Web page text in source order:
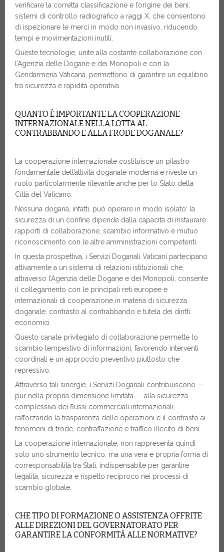
verificare la corretta classificazione e l’origine dei beni;
sistemi di controllo radiografico a raggi X, che consentono
di ispezionare le merci in modo non invasivo, riducendo
tempi e movimentazioni inutili.
Queste tecnologie, unite alla costante collaborazione con
l’Agenzia delle Dogane e dei Monopoli e con la
Gendarmeria Vaticana, permettono di garantire un equilibrio
tra sicurezza e rapidità operativa.
QUANTO È IMPORTANTE LA COOPERAZIONE
INTERNAZIONALE NELLA LOTTA AL
CONTRABBANDO E ALLA FRODE DOGANALE?
La cooperazione internazionale costituisce un pilastro
fondamentale dell’attività doganale moderna e riveste un
ruolo particolarmente rilevante anche per lo Stato della
Città del Vaticano.
Nessuna dogana, infatti, può operare in modo isolato: la
sicurezza di un confine dipende dalla capacità di instaurare
rapporti di collaborazione, scambio informativo e mutuo
riconoscimento con le altre amministrazioni competenti.
In questa prospettiva, i Servizi Doganali Vaticani partecipano
attivamente a un sistema di relazioni istituzionali che,
attraverso l’Agenzia delle Dogane e dei Monopoli, consente
il collegamento con le principali reti europee e
internazionali di cooperazione in materia di sicurezza
doganale, contrasto al contrabbando e tutela dei diritti
economici.
Questo canale privilegiato di collaborazione permette lo
scambio tempestivo di informazioni, favorendo interventi
coordinati e un approccio preventivo piuttosto che
repressivo.
Attraverso tali sinergie, i Servizi Doganali contribuiscono —
pur nella propria dimensione limitata — alla sicurezza
complessiva dei flussi commerciali internazionali,
rafforzando la trasparenza delle operazioni e il contrasto ai
fenomeni di frode, contraffazione e traffico illecito di beni.
La cooperazione internazionale, non rappresenta quindi
solo uno strumento tecnico, ma una vera e propria forma di
corresponsabilità tra Stati, indispensabile per garantire
legalità, sicurezza e rispetto reciproco nei processi di
scambio globale.
CHE TIPO DI FORMAZIONE O ASSISTENZA OFFRITE
ALLE DIREZIONI DEL GOVERNATORATO PER
GARANTIRE LA CONFORMITÀ ALLE NORMATIVE?